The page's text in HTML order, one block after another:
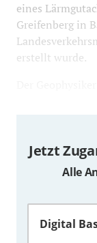
eines
Greifenberg in
erstellt wurde.
Jetzt
Alle
Digital